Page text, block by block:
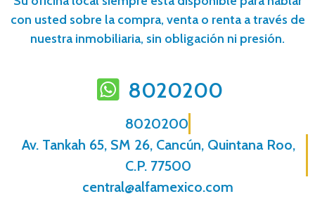
con usted sobre la compra, venta o renta a través de
nuestra inmobiliaria, sin obligación ni presión.
8020200
8020200
Av. Tankah 65, SM 26, Cancún, Quintana Roo,
C.P. 77500
central@alfamexico.com